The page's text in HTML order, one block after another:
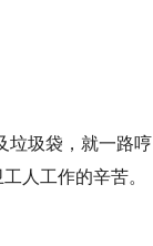
垃圾袋，就一路哼
人工作的辛苦。